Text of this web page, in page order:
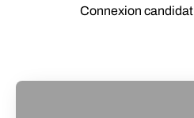
Connexion candidat